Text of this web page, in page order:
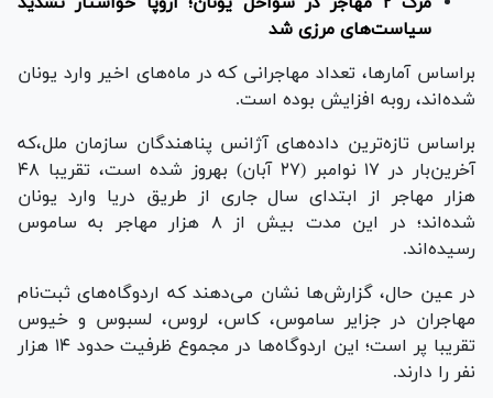
سیاست‌های مرزی شد
براساس آمارها، تعداد مهاجرانی که در ماه‌های اخیر وارد یونان
شده‌اند، روبه افزایش بوده است.
براساس تازه‌ترین داده‌های آژانس پناهندگان سازمان ملل،که
آخرین‌بار در ۱۷ نوامبر (۲۷ آبان) به‎روز شده است، تقریبا ۴۸
هزار مهاجر از ابتدای سال جاری از طریق دریا وارد یونان
شده‌اند؛ در این مدت بیش از ۸ هزار مهاجر به ساموس
رسیده‌اند.
در عین حال، گزارش‌ها نشان می‌دهند که اردوگاه‌های ثبت‌نام
مهاجران در جزایر ساموس، کاس، لروس، لسبوس و خیوس
تقریبا پر است؛ این اردوگاه‌ها در مجموع ظرفیت حدود ۱۴ هزار
نفر را دارند.